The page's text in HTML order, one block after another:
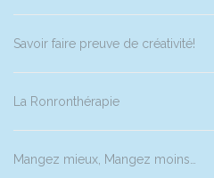
Savoir faire preuve de créativité!
La Ronronthérapie
Mangez mieux, Mangez moins…